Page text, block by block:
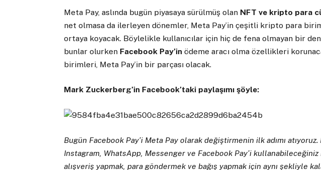
Meta Pay, aslında bugün piyasaya sürülmüş olan NFT ve kripto para
net olmasa da ilerleyen dönemler, Meta Pay’in çeşitli kripto para
ortaya koyacak. Böylelikle kullanıcılar için hiç de fena olmayan bir
bunlar olurken Facebook Pay’inödeme aracı olma özellikleri
birimleri, Meta Pay’in bir parçası olacak.
Mark Zuckerberg’in Facebook’taki paylaşımı şöyle:
Bugün Facebook Pay’i Meta Pay olarak değiştirmenin ilk adımı
Instagram, WhatsApp, Messenger ve Facebook Pay’i
alışveriş yapmak, para göndermek ve bağış yapmak için aynı şekliyle